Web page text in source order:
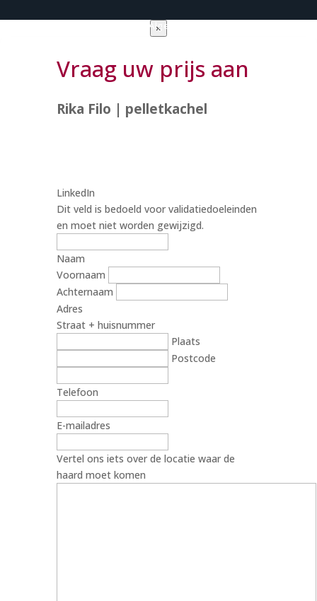
Algemene voorwaarden
×
Vraag uw prijs aan
Rika Filo | pelletkachel
LinkedIn
Dit veld is bedoeld voor validatiedoeleinden
en moet niet worden gewijzigd.
Naam
Voornaam
Achternaam
Adres
Straat + huisnummer
Plaats
Postcode
Telefoon
E-mailadres
Vertel ons iets over de locatie waar de
haard moet komen